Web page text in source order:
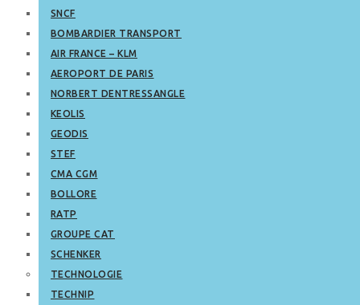
SNCF
BOMBARDIER TRANSPORT
AIR FRANCE – KLM
AEROPORT DE PARIS
NORBERT DENTRESSANGLE
KEOLIS
GEODIS
STEF
CMA CGM
BOLLORE
RATP
GROUPE CAT
SCHENKER
TECHNOLOGIE
TECHNIP